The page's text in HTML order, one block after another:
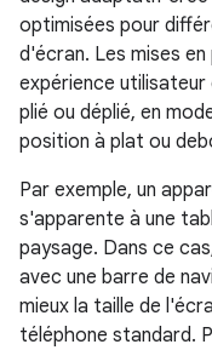
optimisées pour
d'écran. Les mises
expérience
plié ou déplié, en
position à plat ou
Par exemple, un
s'apparente à une
paysage. Dans ce
avec une barre de
mieux la taille de
téléphone standard.